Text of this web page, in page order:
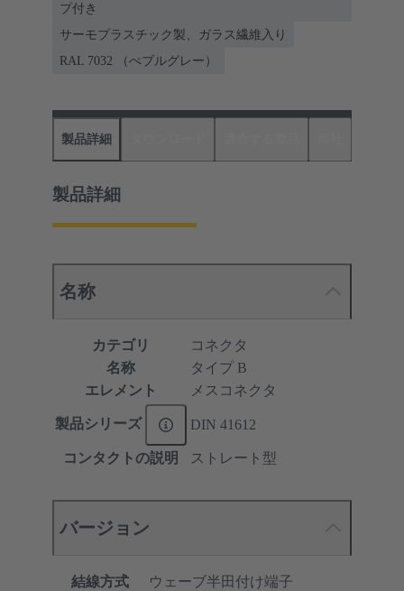
プ付き
サーモプラスチック製、ガラス繊維入り
RAL 7032 （ぺブルグレー）
製品詳細
製品詳細
名称
カテゴリ
コネクタ
名称
タイプ B
エレメント
メスコネクタ
製品シリーズ DIN 41612
コンタクトの説明 ストレート型
バージョン
結線方式 ウェーブ半田付け端子